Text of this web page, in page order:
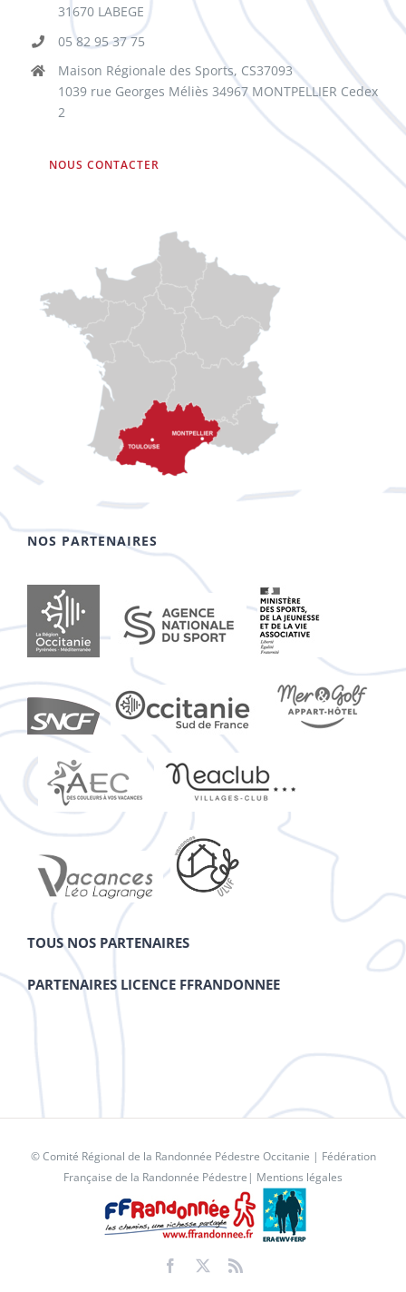
31670 LABEGE
05 82 95 37 75
Maison Régionale des Sports, CS37093
1039 rue Georges Méliès 34967 MONTPELLIER Cedex
2
NOUS CONTACTER
NOS PARTENAIRES
TOUS NOS PARTENAIRES
PARTENAIRES LICENCE FFRANDONNEE
© Comité Régional de la Randonnée Pédestre Occitanie | Fédération
Française de la Randonnée Pédestre | Mentions légales
Facebook